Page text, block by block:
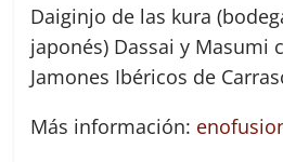
Daiginjo de las kura
japonés) Dassai y Masumi
Jamones Ibéricos de
Más información: